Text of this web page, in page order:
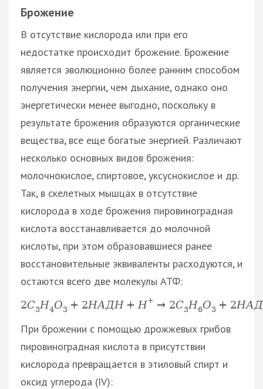
Брожение
В отсутствие кислорода или при его
недостатке происходит брожение. Брожение
является эволюционно более ранним способом
получения энергии, чем дыхание, однако оно
энергетически менее выгодно, поскольку в
результате брожения образуются органические
вещества, все еще богатые энергией. Различают
несколько основных видов брожения:
молочнокислое, спиртовое, уксуснокислое и др.
Так, в скелетных мышцах в отсутствие
кислорода в ходе брожения пировиноградная
кислота восстанавливается до молочной
кислоты, при этом образовавшиеся ранее
восстановительные эквиваленты расходуются, и
остаются всего две молекулы АТФ:
2С3Н4О3 + 2НАДН + Н+ → 2С3Н6О3 + 2НАД
При брожении с помощью дрожжевых грибов
пировиноградная кислота в присутствии
кислорода превращается в этиловый спирт и
оксид углерода (IV):